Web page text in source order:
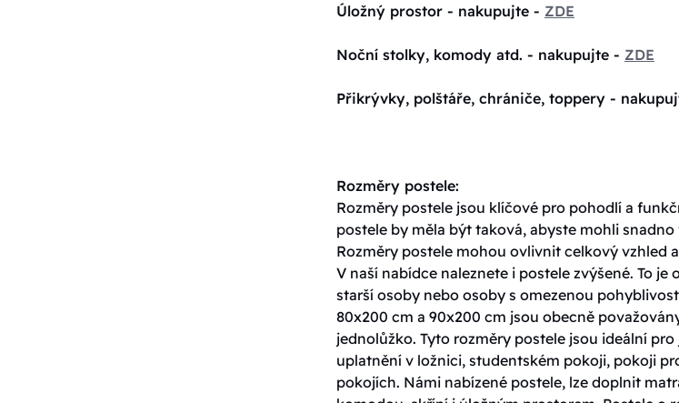
Úložný prostor - nakupujte - ZDE
Noční stolky, komody atd. - nakupujte - ZDE
Přikrývky, polštáře, chrániče, toppery -
Rozměry postele:
Rozměry postele jsou klíčové pro pohodlí a
postele by měla být taková, abyste mohli snadno
Rozměry postele mohou ovlivnit celkový vzhled
V naší nabídce naleznete i postele zvýšené. To je
starší osoby nebo osoby s omezenou
80x200 cm a 90x200 cm jsou obecně
jednolůžko. Tyto rozměry postele jsou ideální
uplatnění v ložnici, studentském pokoji, pokoji
pokojích. Námi nabízené postele, lze doplnit